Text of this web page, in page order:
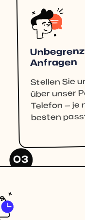
Anfragen
Stellen Sie
über unser
Telefon — je
besten
03